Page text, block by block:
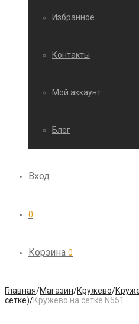
Избранное
Контакты
Мой аккаунт
Блог
Вход
0
Корзина 0
Главная/Магазин/Кружево/
сетке)/Кружево на сетке N551